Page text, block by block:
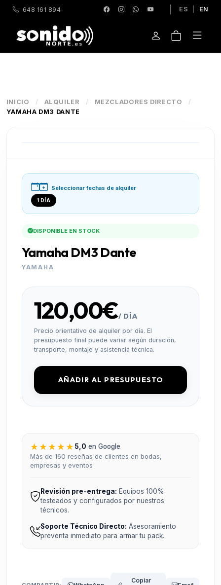
648 161 894 ES EN
INICIO / ALQUILER / MEZCLADORES DIRECTO
/
YAMAHA DM3 DANTE
Seleccionar fechas de alquiler
1 DÍA
DISPONIBLE EN STOCK
Yamaha DM3 Dante
YAMAHA
120,00€/ DÍA
Precio orientativo de alquiler por día. El
presupuesto final puede variar según duración,
transporte, montaje y asistencia técnica.
AÑADIR AL PRESUPUESTO
★★★★★ 5,0 en Google
Más de 160 reseñas de clientes en bodas,
empresas y eventos
Revisión pre-entrega: Equipos 100%
testeados y configurados por nuestros
técnicos.
Soporte Técnico Directo: Asesoramiento
preventa inmediato para armar tu pack.
Copiar